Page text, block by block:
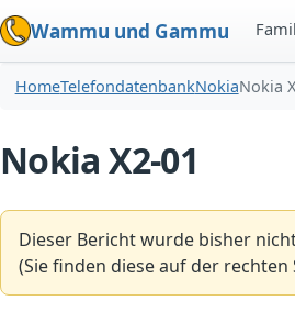
Wammu und Gammu
HomeTelefondatenbankNokiaNokia
Nokia X2-01
Dieser Bericht wurde bisher
(Sie finden diese auf der rechten